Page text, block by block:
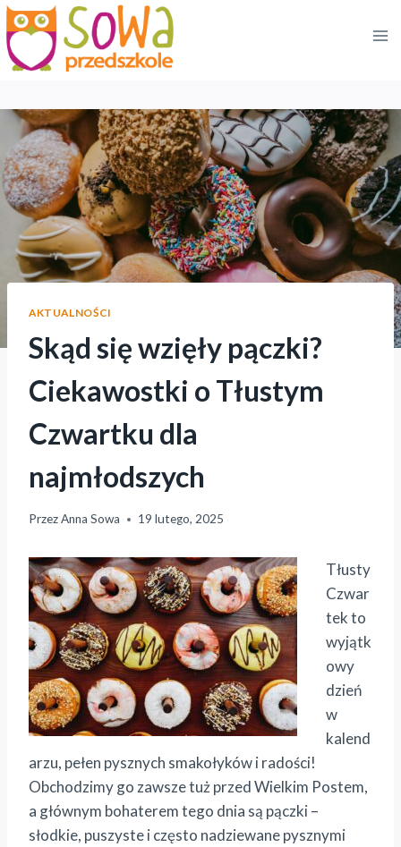
Przejdź
do
treści
AKTUALNOŚCI
Skąd się wzięły pączki?
Ciekawostki o Tłustym
Czwartku dla
najmłodszych
PrzezAnna Sowa 19 lutego, 2025
Tłusty
Czwar
tek to
wyjątk
owy
dzień
w
kalend
arzu, pełen pysznych smakołyków i radości!
Obchodzimy go zawsze tuż przed Wielkim Postem,
a głównym bohaterem tego dnia są pączki –
słodkie, puszyste i często nadziewane pysznymi